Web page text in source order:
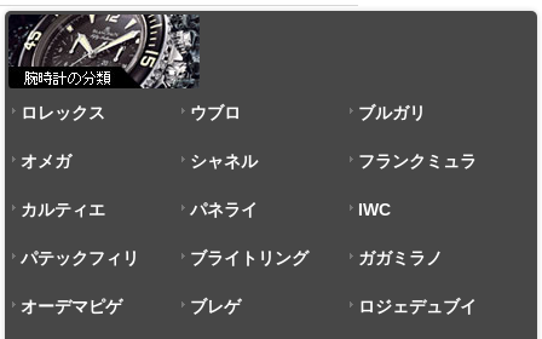
ロレックス ウブロ ブルガリ
オメガ シャネル フランクミュラ
ー
カルティエ パネライ IWC
パテックフィリ
ップ
ブライトリング ガガミラノ
オーデマピゲ ブレゲ ロジェデュブイ